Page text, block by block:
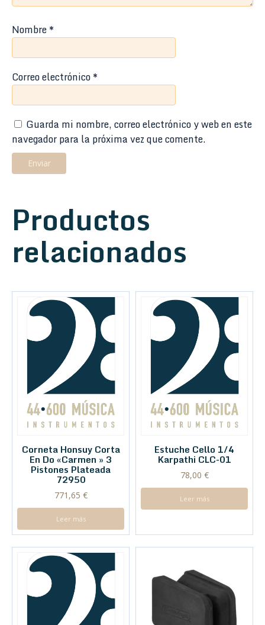
Nombre*
Correo electrónico*
Guarda mi nombre, correo electrónico y web en este
navegador para la próxima vez que comente.
Productos
relacionados
Corneta Honsuy Corta
En Do «Carmen » 3
Pistones Plateada
72950
771,65 €
Leer más
Estuche Cello 1/4
Karpathi CLC-01
78,00 €
Leer más